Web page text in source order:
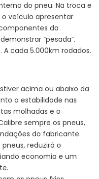
do pneu. Na troca e
veículo apresentar
da
“pesada”.
A cada 5.000km rodados.
acima ou abaixo da
a estabilidade nas
molhadas e o
sempre os pneus,
do fabricante.
reduzirá o
economia e um